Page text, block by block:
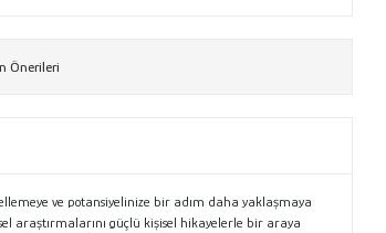
Önerileri
ve potansiyelinize bir adım daha yaklaşmaya
araştırmalarını güçlü kişisel hikayelerle bir araya